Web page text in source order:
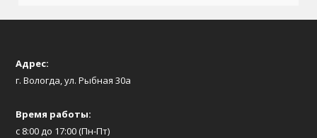
Адрес:
г. Вологда, ул. Рыбная 30а
Время работы:
с 8:00 до 17:00 (Пн-Пт)